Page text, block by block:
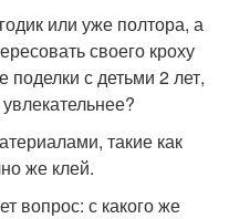
или уже полтора, а
своего кроху
с детьми 2 лет,
такие как
же клей.
вопрос: с какого же